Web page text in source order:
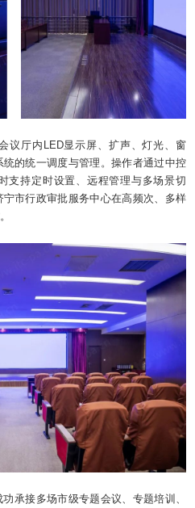
议厅内LED显示屏、扩声、灯光、窗
的统一调度与管理。操作者通过中控
支持定时设置、远程管理与多场景切
市行政审批服务中心在高频次、多样
承接多场市级专题会议、专题培训、